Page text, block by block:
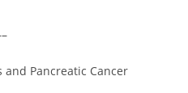
and Pancreatic Cancer